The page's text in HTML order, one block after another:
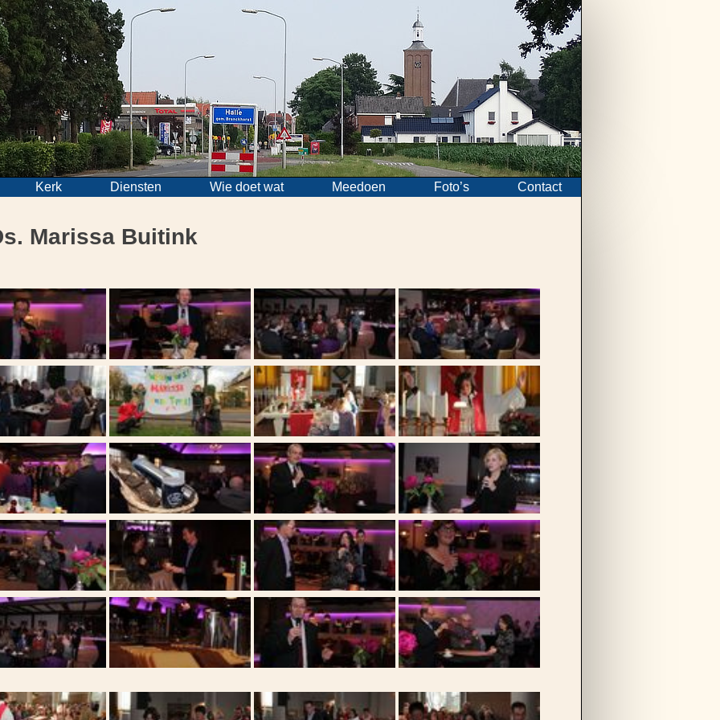
Kerk Diensten Wie doet wat Meedoen Foto’s Contact
Marissa Buitink